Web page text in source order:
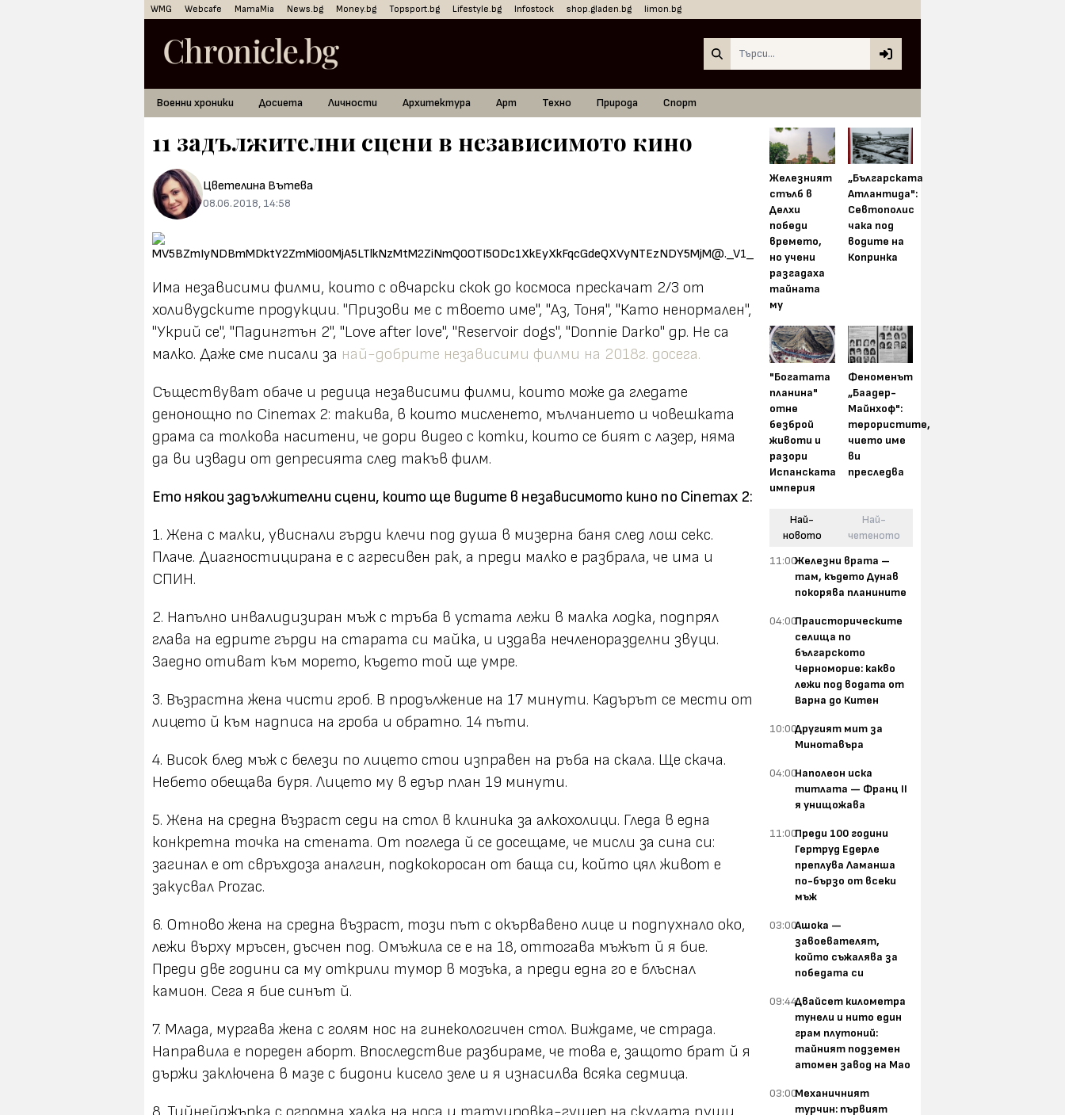
WMG Webcafe MamaMia News.bg Money.bg Topsport.bg Lifestyle.bg Infostock shop.gladen.bg limon.bg
Военни хроники Досиета Личности Архитектура Арт Техно Природа Спорт
11 задължителни сцени в независимото кино
Цветелина Вътева
08.06.2018, 14:58
Има независими филми, които с овчарски скок до космоса прескачат 2/3 от
холивудските продукции. "Призови ме с твоето име", "Аз, Тоня", "Като ненормален",
"Укрий се", "Падингтън 2", "Love after love", "Reservoir dogs", "Donnie Darko" др. Не са
малко. Даже сме писали за най-добрите независими филми на 2018г. досега.
Съществуват обаче и редица независими филми, които може да гледате
денонощно по Cinemax 2: такива, в които мисленето, мълчанието и човешката
драма са толкова наситени, че дори видео с котки, които се бият с лазер, няма
да ви извади от депресията след такъв филм.
Ето някои задължителни сцени, които ще видите в независимото кино по Cinemax 2:
1. Жена с малки, увиснали гърди клечи под душа в мизерна баня след лош секс.
Плаче. Диагностицирана е с агресивен рак, а преди малко е разбрала, че има и
СПИН.
2. Напълно инвалидизиран мъж с тръба в устата лежи в малка лодка, подпрял
глава на едрите гърди на старата си майка, и издава нечленоразделни звуци.
Заедно отиват към морето, където той ще умре.
3. Възрастна жена чисти гроб. В продължение на 17 минути. Кадърът се мести от
лицето й към надписа на гроба и обратно. 14 пъти.
4. Висок блед мъж с белези по лицето стои изправен на ръба на скала. Ще скача.
Небето обещава буря. Лицето му в едър план 19 минути.
5. Жена на средна възраст седи на стол в клиника за алкохолици. Гледа в една
конкретна точка на стената. От погледа й се досещаме, че мисли за сина си:
загинал е от свръхдоза аналгин, подкокоросан от баща си, който цял живот е
закусвал Prozac.
6. Отново жена на средна възраст, този път с окървавено лице и подпухнало око,
лежи върху мръсен, дъсчен под. Омъжила се е на 18, оттогава мъжът й я бие.
Преди две години са му открили тумор в мозъка, а преди една го е блъснал
камион. Сега я бие синът й.
7. Млада, мургава жена с голям нос на гинекологичен стол. Виждаме, че страда.
Направила е пореден аборт. Впоследствие разбираме, че това е, защото брат й я
държи заключена в мазе с бидони кисело зеле и я изнасилва всяка седмица.
Железният
стълб в
Делхи
победи
времето,
но учени
разгадаха
тайната
му
„Българската
Атлантида":
Севтополис
чака под
водите на
Копринка
"Богатата
планина"
отне
безброй
животи и
разори
Испанската
империя
Феноменът
„Баадер-
Майнхоф":
терористите,
чието име
ви
преследва
Най-
новото
Най-
четеното
11:00Железни врата –
там, където Дунав
покорява планините
04:00Праисторическите
селища по
българското
Черноморие: какво
лежи под водата от
Варна до Китен
10:00Другият мит за
Минотавъра
04:00Наполеон иска
титлата — Франц II
я унищожава
11:00Преди 100 години
Гертруд Едерле
преплува Ламанша
по-бързо от всеки
мъж
03:00Ашока —
завоевателят,
който съжалява за
победата си
09:44Двайсет километра
тунели и нито един
грам плутоний:
тайният подземен
атомен завод на Мао
03:00Механичният
турчин: първият